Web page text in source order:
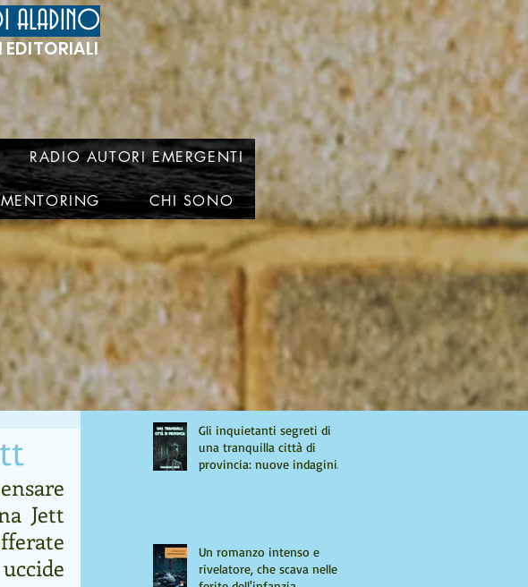
ALADINO
RADIO AUTORI EMERGENTI
CHI SONO
Jett
Gli inquietanti segreti di
una tranquilla città di
provincia: nuove indagini
Un romanzo intenso e
rivelatore, che scava nelle